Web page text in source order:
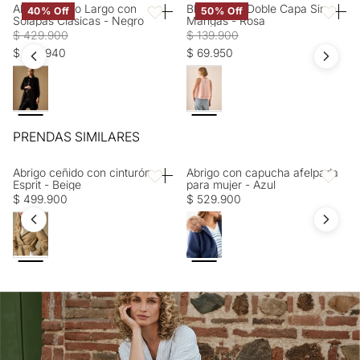
PROFESIONAL: No limpieza en seco. LAVADO: Lavar a mano.
Temperatura máxima 40 ºC. OTROS: No planchar los
accesorios. OTROS: Usar un paño para planchar.
40% Off Favoritos
Abrigo Negro Largo con
Solapas Clásicas - Negro
$ 429.900
$ 257.940
50% Off
Blusa Rosa Doble Capa Sin
Mangas - Rosa
$ 139.900
$ 69.950
PRENDAS SIMILARES
Favoritos
Abrigo ceñido con cinturón
Esprit - Beige
$ 499.900
Abrigo con capucha afelpada
para mujer - Azul
$ 529.900